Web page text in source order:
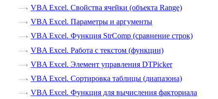
VBA Excel. Свойства ячейки (объекта Range)
VBA Excel. Параметры и аргументы
VBA Excel. Функция StrComp (сравнение строк)
VBA Excel. Работа с текстом (функции)
VBA Excel. Элемент управления DTPicker
VBA Excel. Сортировка таблицы (диапазона)
VBA Excel. Функция для вычисления факториала